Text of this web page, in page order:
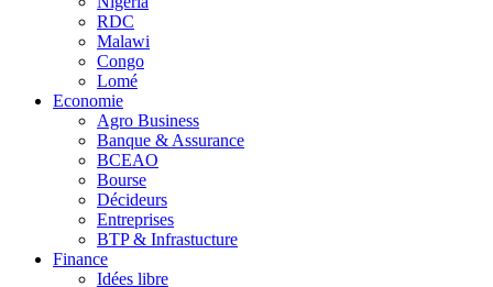
RDC
Malawi
Congo
Lomé
Economie
Agro Business
Banque & Assurance
BCEAO
Bourse
Décideurs
Entreprises
BTP & Infrastucture
Finance
Idées libre